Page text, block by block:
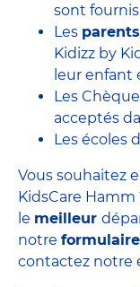
sont
Les parents
Kidizz by
leur enfant
Les
acceptés
Les écoles
Vous souhaitez
KidsCare Hamm
le meilleur
notre formulaire
contactez notre